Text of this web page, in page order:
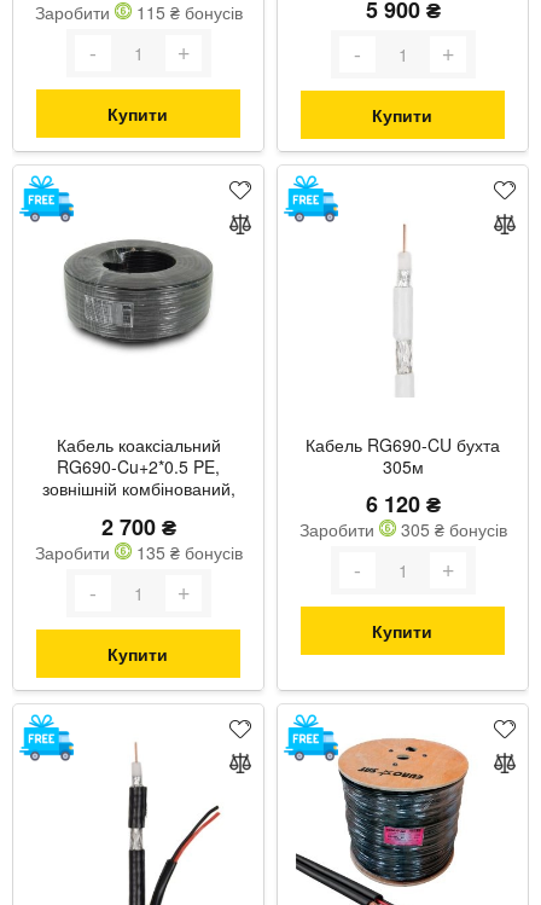
Заробити 115 ₴ бонусів
Купити
5 900 ₴
Купити
Кабель коаксіальний
RG690-Cu+2*0.5 PE,
зовнішній комбінований,
2 700 ₴
Заробити 135 ₴ бонусів
Купити
Кабель RG690-CU бухта
305м
6 120 ₴
Заробити 305 ₴ бонусів
Купити